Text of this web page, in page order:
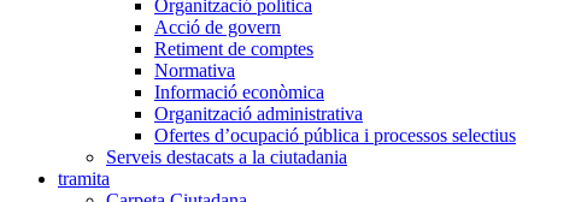
Organització política
Acció de govern
Retiment de comptes
Normativa
Informació econòmica
Organització administrativa
Ofertes d’ocupació pública i processos selectius
Serveis destacats a la ciutadania
tramita